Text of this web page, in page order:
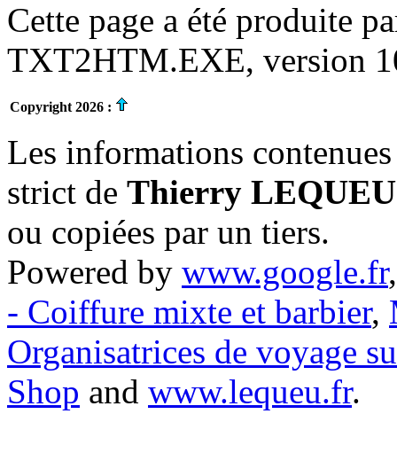
Cette page a été produite
TXT2HTM.EXE, version
Copyright 2026 :
Les informations
strict de Thierry LEQUEU
ou copiées par un tiers.
Powered by www.google.fr
- Coiffure mixte et barbier,
Organisatrices de voyage
Shop and www.lequeu.fr.